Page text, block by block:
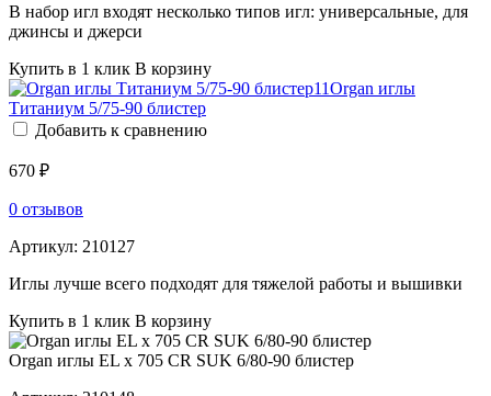
В набор игл входят несколько типов игл: универсальные, для
джинсы и джерси
Купить в 1 клик В корзину
Organ иглы
Титаниум 5/75-90 блистер
Добавить к сравнению
670 ₽
0 отзывов
Артикул: 210127
Иглы лучше всего подходят для тяжелой работы и вышивки
Купить в 1 клик В корзину
Organ иглы EL x 705 CR SUK 6/80-90 блистер